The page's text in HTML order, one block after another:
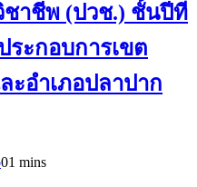
าชีพ (ปวช.) ชั้นปีที่
ระกอบการเขต
ะอำเภอปลาปาก
01 mins